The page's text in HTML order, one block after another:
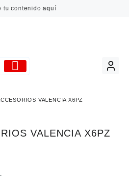
tu contenido aquí
VALENCIA X6PZ
VALENCIA X6PZ